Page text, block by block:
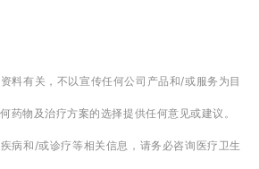
料有关，不以宣传任何公司产品和/或服务为目
药物及治疗方案的选择提供任何意见或建议。
病和 /或诊疗等相关信息，请务必咨询医疗卫生